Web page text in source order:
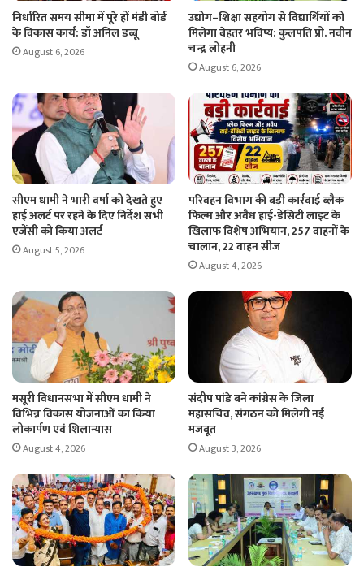
निर्धारित समय सीमा में पूरे हों मंडी बोर्ड
के विकास कार्य: डॉ अनिल डब्बू
August 6, 2026
उद्योग–शिक्षा सहयोग से विद्यार्थियों को
मिलेगा बेहतर भविष्य: कुलपति प्रो. नवीन
चन्द्र लोहनी
August 6, 2026
सीएम धामी ने भारी वर्षा को देखते हुए
हाई अलर्ट पर रहने के दिए निर्देश सभी
एजेंसी को किया अलर्ट
August 5, 2026
परिवहन विभाग की बड़ी कार्रवाई ब्लैक
फिल्म और अवैध हाई-डेंसिटी लाइट के
खिलाफ विशेष अभियान, 257 वाहनों के
चालान, 22 वाहन सीज
August 4, 2026
मसूरी विधानसभा में सीएम धामी ने
विभिन्न विकास योजनाओं का किया
लोकार्पण एवं शिलान्यास
August 4, 2026
संदीप पांडे बने कांग्रेस के जिला
महासचिव, संगठन को मिलेगी नई
मजबूत
August 3, 2026